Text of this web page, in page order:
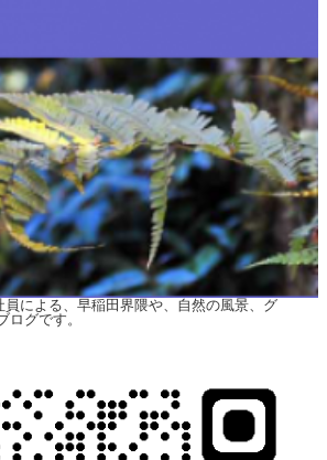
員による、早稲田界隈や、自然の風景、グ
ログです。